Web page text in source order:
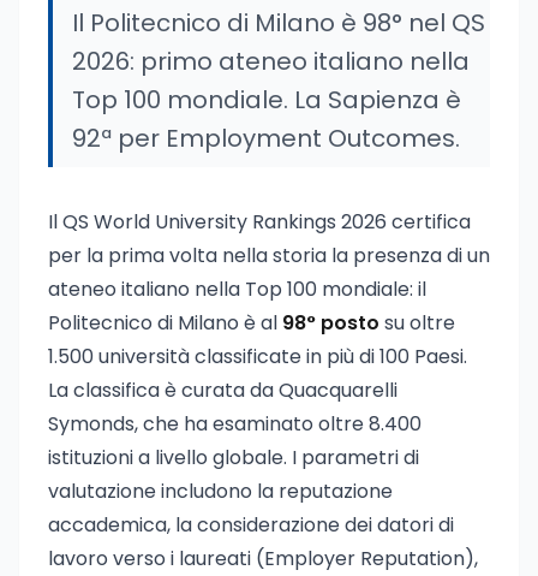
Il Politecnico di Milano è 98° nel QS
2026: primo ateneo italiano nella
Top 100 mondiale. La Sapienza è
92ª per Employment Outcomes.
Il QS World University Rankings 2026 certifica
per la prima volta nella storia la presenza di un
ateneo italiano nella Top 100 mondiale: il
Politecnico di Milano è al 98° posto su oltre
1.500 università classificate in più di 100 Paesi.
La classifica è curata da Quacquarelli
Symonds, che ha esaminato oltre 8.400
istituzioni a livello globale. I parametri di
valutazione includono la reputazione
accademica, la considerazione dei datori di
lavoro verso i laureati (Employer Reputation),